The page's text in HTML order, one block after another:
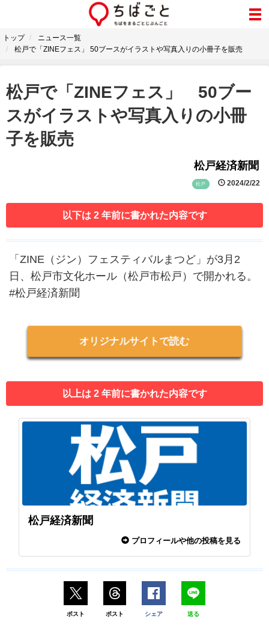
トップ
ニュース一覧
松戸で「ZINEフェス」 50ブースがイラストや写真入りの小冊子を販売
松戸で「ZINEフェス」 50ブー
スがイラストや写真入りの小冊
子を販売
松戸経済新聞
松戸 2024/2/22
以下は 2 年前に書かれた内容です
「ZINE（ジン）フェスティバルまつど」が3月2
日、松戸市文化ホール（松戸市松戸）で開かれる。
#松戸経済新聞
オリジナルサイトで読む
以上は 2 年前に書かれた内容です
松戸経済新聞
プロフィールや他の投稿を見る
ポスト ポスト シェア 送る